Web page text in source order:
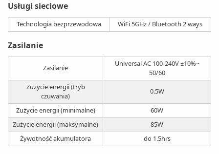
Usługi sieciowe
Technologia bezprzewodowa WiFi 5GHz / Bluetooth 2 ways
Zasilanie
Zasilanie
Universal AC 100-240V ±10%~
50/60
Zużycie energii (tryb
czuwania)
0.5W
Zużycie energii (minimalne)
60W
Zużycie energii (maksymalne)
85W
Żywotność akumulatora
do 1.5hrs